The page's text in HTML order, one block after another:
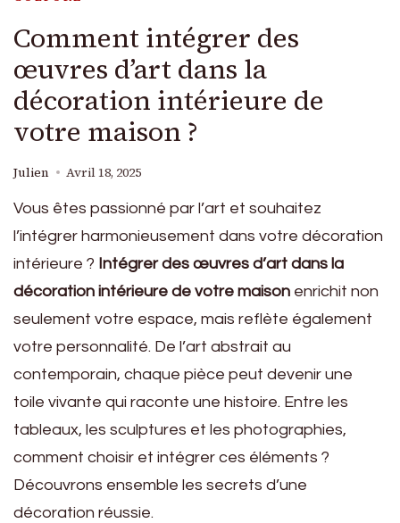
Comment intégrer des
œuvres d’art dans la
décoration intérieure de
votre maison ?
Julien Avril 18, 2025
Vous êtes passionné par l’art et souhaitez
l’intégrer harmonieusement dans votre décoration
intérieure ? Intégrer des œuvres d’art dans la
décoration intérieure de votre maison enrichit non
seulement votre espace, mais reflète également
votre personnalité. De l’art abstrait au
contemporain, chaque pièce peut devenir une
toile vivante qui raconte une histoire. Entre les
tableaux, les sculptures et les photographies,
comment choisir et intégrer ces éléments ?
Découvrons ensemble les secrets d’une
décoration réussie.